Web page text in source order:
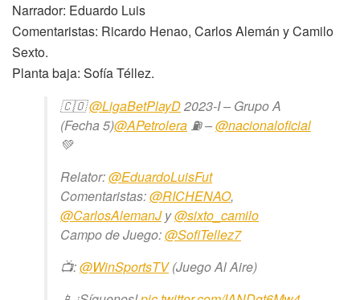
Narrador: Eduardo Luis
Comentaristas: Ricardo Henao, Carlos Alemán y Camilo
Sexto.
Planta baja: Sofía Téllez.
🇨🇴@LigaBetPlayD2023-I – Grupo A
(Fecha 5)@APetrolera ⛽️ –@nacionaloficial
💚
Relator:@EduardoLuisFut
Comentaristas:@RICHENAO,
@CarlosAlemanJy@sixto_camilo
Campo de Juego:@SofiTellez7
📺:@WinSportsTV(Juego Al Aire)